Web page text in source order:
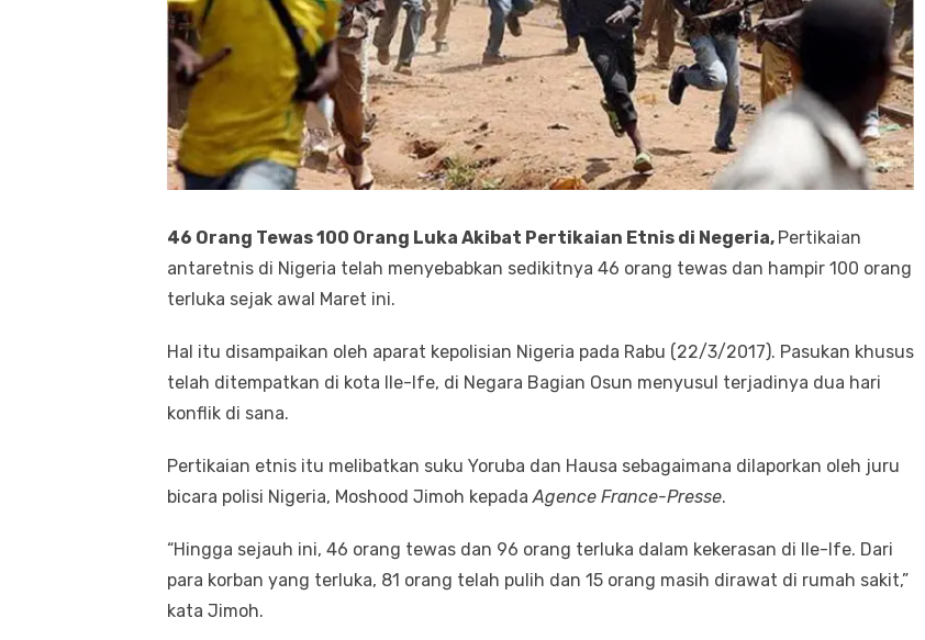
46 Orang Tewas 100 Orang Luka Akibat Pertikaian Etnis di Negeria, Pertikaian
antaretnis di Nigeria telah menyebabkan sedikitnya 46 orang tewas dan hampir 100 orang
terluka sejak awal Maret ini.
Hal itu disampaikan oleh aparat kepolisian Nigeria pada Rabu (22/3/2017). Pasukan khusus
telah ditempatkan di kota Ile-Ife, di Negara Bagian Osun menyusul terjadinya dua hari
konflik di sana.
Pertikaian etnis itu melibatkan suku Yoruba dan Hausa sebagaimana dilaporkan oleh juru
bicara polisi Nigeria, Moshood Jimoh kepadaAgence France-Presse.
“Hingga sejauh ini, 46 orang tewas dan 96 orang terluka dalam kekerasan di Ile-Ife. Dari
para korban yang terluka, 81 orang telah pulih dan 15 orang masih dirawat di rumah sakit,”
kata Jimoh.